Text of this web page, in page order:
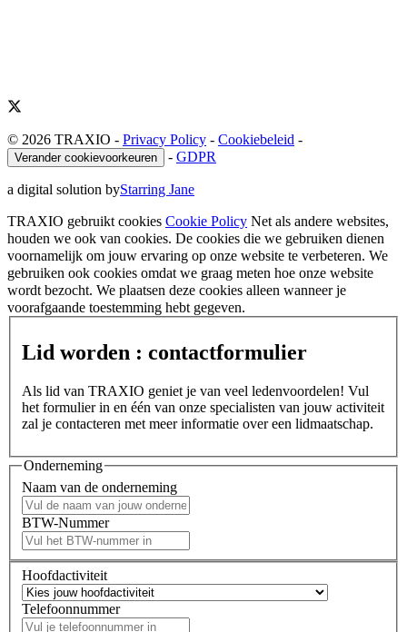
© 2026 TRAXIO - Privacy Policy - Cookiebeleid -
Verander cookievoorkeuren - GDPR
a digital solution byStarring Jane
TRAXIO gebruikt cookies Cookie Policy Net als andere websites,
houden we ook van cookies. De cookies die we gebruiken dienen
voornamelijk om jouw ervaring op onze website te verbeteren. We
gebruiken ook cookies omdat we graag meten hoe onze website
wordt bezocht. We plaatsen deze cookies alleen wanneer je
voorafgaande toestemming hebt gegeven.
Lid worden : contactformulier
Als lid van TRAXIO geniet je van veel ledenvoordelen! Vul
het formulier in en één van onze specialisten van jouw activiteit
zal je contacteren met meer informatie over een lidmaatschap.
Onderneming
Naam van de onderneming
BTW-Nummer
Hoofdactiviteit
Telefoonnummer